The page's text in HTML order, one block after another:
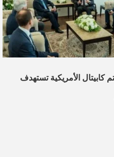
كابيتال الأمريكية تستهدف